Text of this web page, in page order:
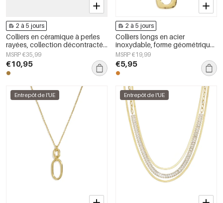
2 à 5 jours
Colliers en céramique à perles
rayées, collection décontractée
et simple pour femmes
MSRP €35,99
€10,95
2 à 5 jours
Colliers longs en acier
inoxydable, forme géométrique,
collection simple pour le
quotidien, bijoux pour femmes
MSRP €19,99
€5,95
Entrepôt de l'UE Entrepôt de l'UE